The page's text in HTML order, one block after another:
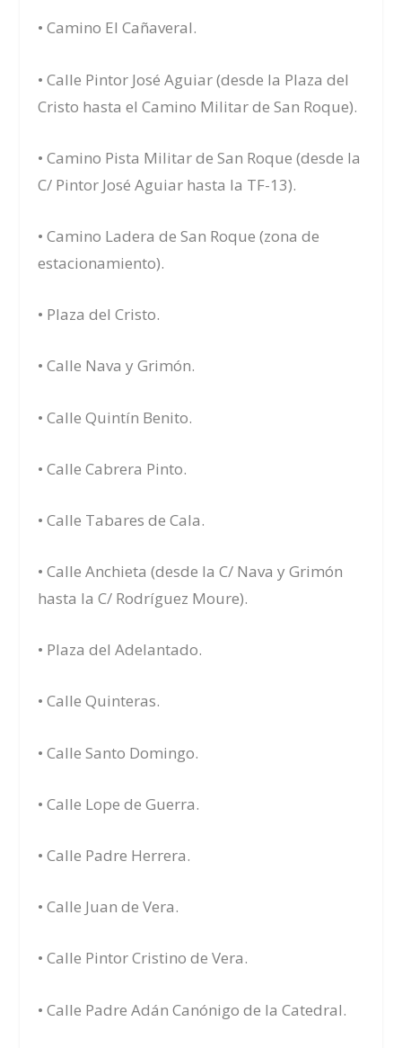
• Camino El Cañaveral.
• Calle Pintor José Aguiar (desde la Plaza del
Cristo hasta el Camino Militar de San Roque).
• Camino Pista Militar de San Roque (desde la
C/ Pintor José Aguiar hasta la TF-13).
• Camino Ladera de San Roque (zona de
estacionamiento).
• Plaza del Cristo.
• Calle Nava y Grimón.
• Calle Quintín Benito.
• Calle Cabrera Pinto.
• Calle Tabares de Cala.
• Calle Anchieta (desde la C/ Nava y Grimón
hasta la C/ Rodríguez Moure).
• Plaza del Adelantado.
• Calle Quinteras.
• Calle Santo Domingo.
• Calle Lope de Guerra.
• Calle Padre Herrera.
• Calle Juan de Vera.
• Calle Pintor Cristino de Vera.
• Calle Padre Adán Canónigo de la Catedral.